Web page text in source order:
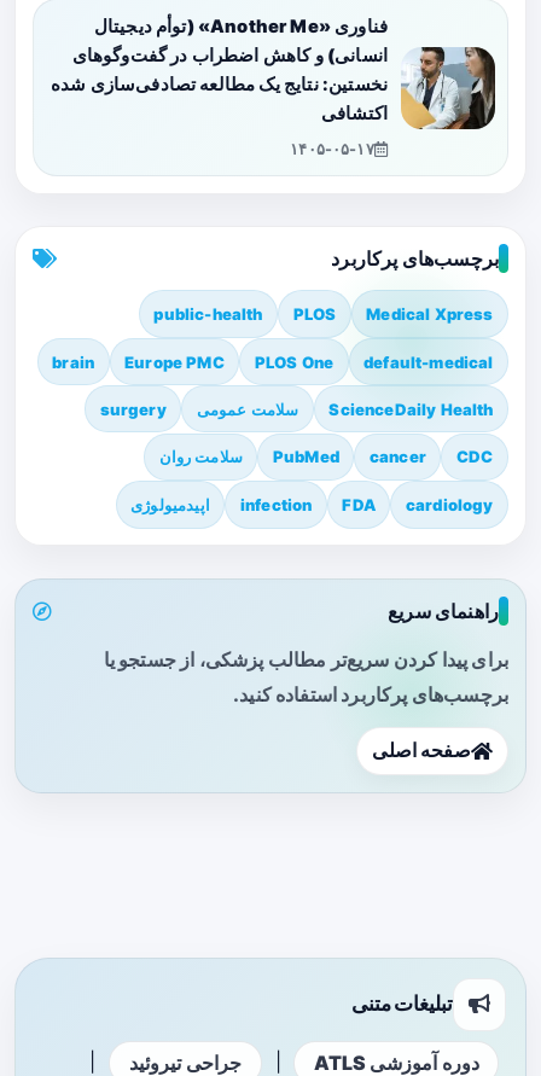
فناوری «Another Me» (توأم دیجیتال
انسانی) و کاهش اضطراب در گفت‌وگوهای
نخستین: نتایج یک مطالعه تصادفی‌سازی شده
اکتشافی
۱۴۰۵-۰۵-۱۷
برچسب‌های پرکاربرد
Medical Xpress
PLOS
public-health
default-medical
PLOS One
Europe PMC
brain
ScienceDaily Health سلامت عمومی surgery
CDC
cancer
PubMed سلامت روان
cardiology
FDA
infection اپیدمیولوژی
راهنمای سریع
برای پیدا کردن سریع‌تر مطالب پزشکی، از جستجو یا
برچسب‌های پرکاربرد استفاده کنید.
صفحه اصلی
تبلیغات متنی
دوره آموزشی ATLS جراحی تیروئید